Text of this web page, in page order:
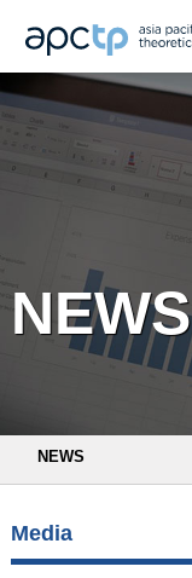
NEWS
NEWS
Media